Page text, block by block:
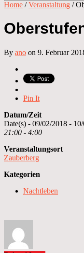
Home /Veranstaltung /
By ano on 9. Februar
Pin It
Datum/Zeit
Date(s) - 09/02/2018 -
21:00 - 4:00
Veranstaltungsort
Zauberberg
Kategorien
Nachtleben